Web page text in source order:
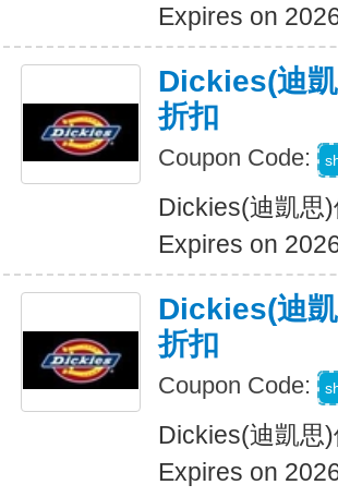
Expires on
Dickies(迪
折扣
Coupon Code:
Dickies(迪凱思
Expires on
Dickies(迪
折扣
Coupon Code:
Dickies(迪凱思
Expires on